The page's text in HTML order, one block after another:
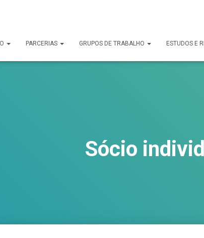
PARCERIAS GRUPOS DE TRABALHO ESTUDOS E
Sócio